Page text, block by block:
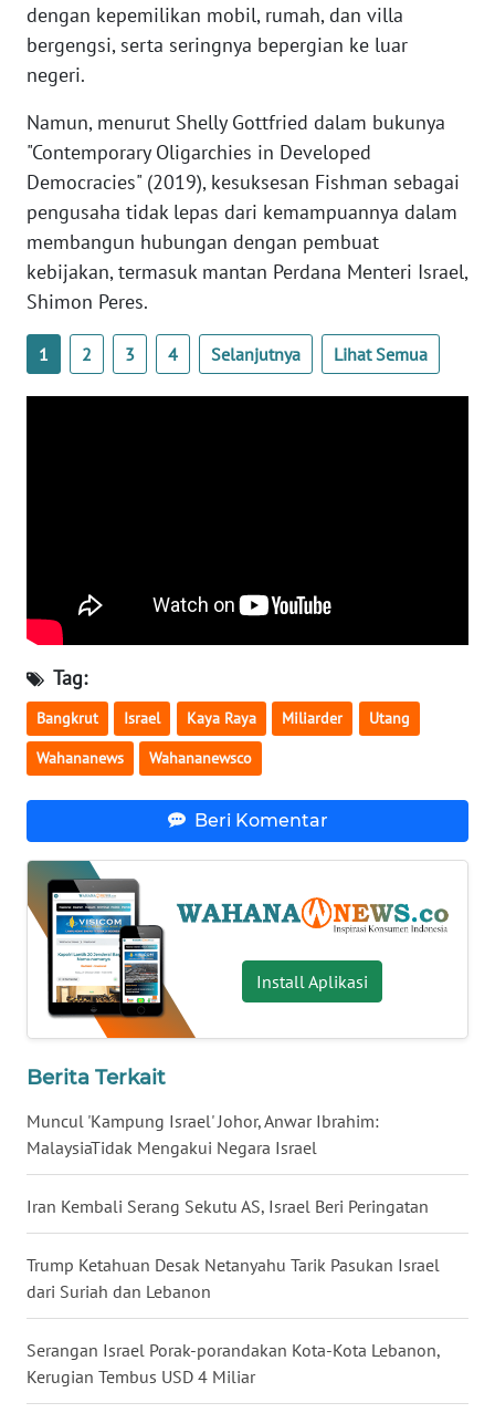
dengan kepemilikan mobil, rumah, dan villa
bergengsi, serta seringnya bepergian ke luar
negeri.
Namun, menurut Shelly Gottfried dalam bukunya
"Contemporary Oligarchies in Developed
Democracies" (2019), kesuksesan Fishman sebagai
pengusaha tidak lepas dari kemampuannya dalam
membangun hubungan dengan pembuat
kebijakan, termasuk mantan Perdana Menteri Israel,
Shimon Peres.
1 2 3 4 Selanjutnya Lihat Semua
Tag:
Bangkrut Israel Kaya Raya Miliarder Utang
Wahananews Wahananewsco
Beri Komentar
Install Aplikasi
Berita Terkait
Muncul 'Kampung Israel' Johor, Anwar Ibrahim:
MalaysiaTidak Mengakui Negara Israel
Iran Kembali Serang Sekutu AS, Israel Beri Peringatan
Trump Ketahuan Desak Netanyahu Tarik Pasukan Israel
dari Suriah dan Lebanon
Serangan Israel Porak-porandakan Kota-Kota Lebanon,
Kerugian Tembus USD 4 Miliar
WN
NTT
KEPRI
WN
PAPUA
WN
PAPUA
WN
RIAU
WN
SULTRA
WN
NTB
WN
SULBAR
WN
BABEL
WN
BENGKULU
WN
LAMPUNG
WN
JATENG